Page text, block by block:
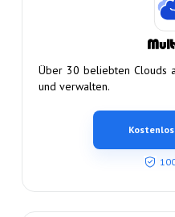
Über 30 beliebten Clouds
und verwalten.